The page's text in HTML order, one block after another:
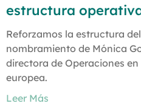
estructura
Reforzamos la estructura
nombramiento de Mónica
directora de Operaciones
europea.
Leer Más